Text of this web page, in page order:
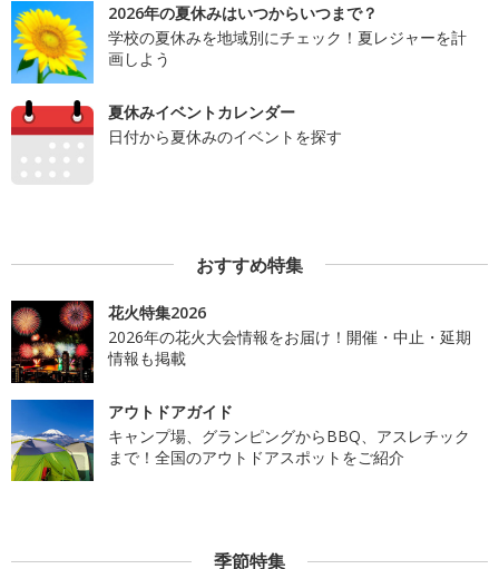
2026年の夏休みはいつからいつまで？
学校の夏休みを地域別にチェック！夏レジャーを計
画しよう
夏休みイベントカレンダー
日付から夏休みのイベントを探す
おすすめ特集
花火特集2026
2026年の花火大会情報をお届け！開催・中止・延期
情報も掲載
アウトドアガイド
キャンプ場、グランピングからBBQ、アスレチック
まで！全国のアウトドアスポットをご紹介
季節特集